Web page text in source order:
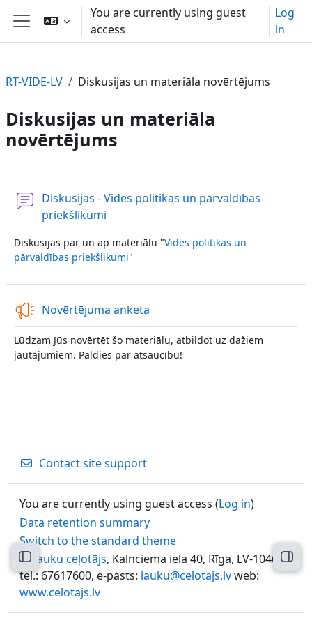
Skip to main content
Side panel
You are currently using guest
access
Log
in
Open course index
RT-VIDE-LV Diskusijas un materiāla novērtējums
Diskusijas un materiāla
novērtējums
Diskusijas - Vides politikas un pārvaldības
priekšlikumi
Diskusijas par un ap materiālu "Vides politikas un
pārvaldības priekšlikumi"
Novērtējuma anketa
Lūdzam Jūs novērtēt šo materiālu, atbildot uz dažiem
jautājumiem. Paldies par atsaucību!
Contact site support
You are currently using guest access (Log in)
Data retention summary
Switch to the standard theme
© Lauku ceļotājs, Kalnciema iela 40, Rīga, LV-1046,
tel.: 67617600, e-pasts: lauku@celotajs.lvweb:
www.celotajs.lv